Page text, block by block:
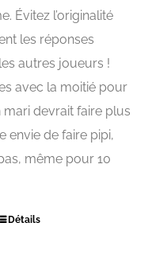
Évitez l’originalité
les réponses
autres joueurs !
avec la moitié pour
mari devrait faire plus
envie de faire pipi,
même pour 10
Détails